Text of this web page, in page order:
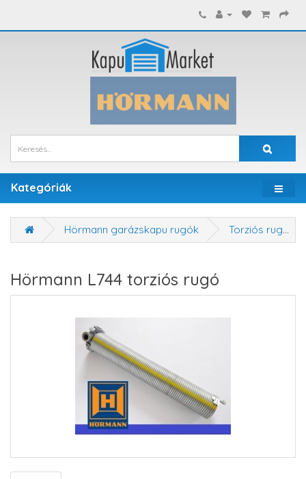
Kategóriák
Hörmann garázskapu rugók Torziós rugók
Hörmann L744 torziós rugó